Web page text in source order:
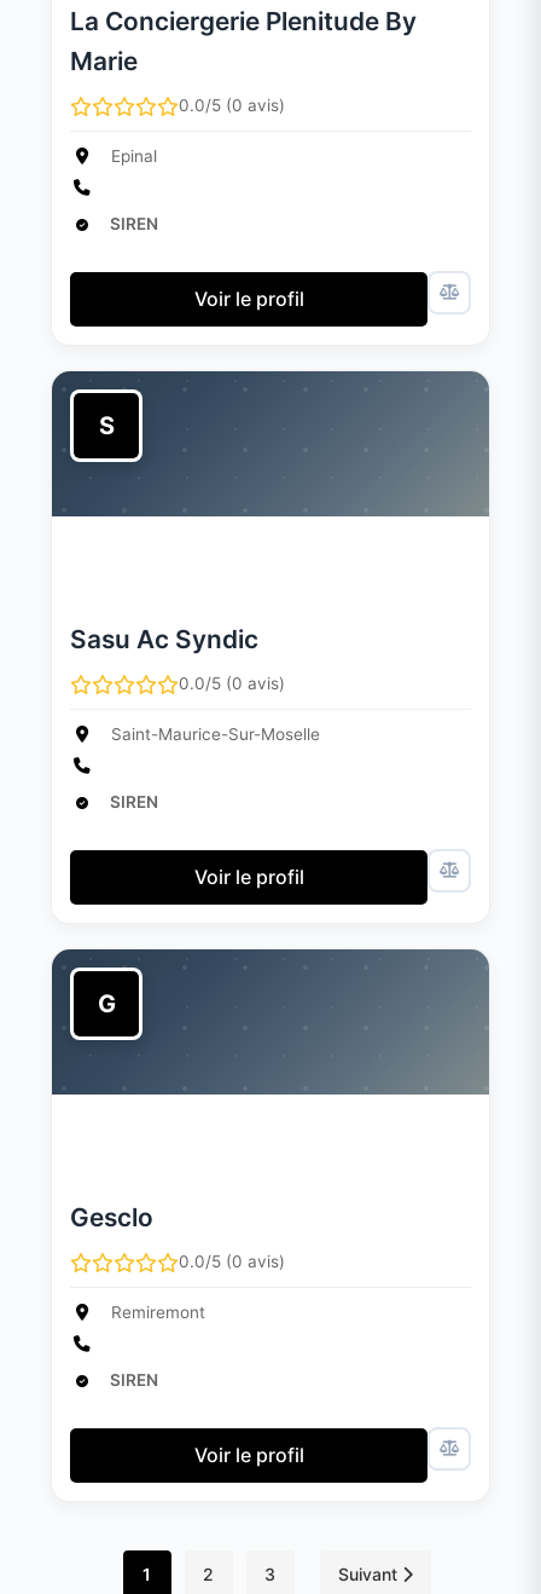
La Conciergerie Plenitude By
Marie
0.0/5 (0 avis)
Epinal
SIREN
Voir le profil
S
Sasu Ac Syndic
0.0/5 (0 avis)
Saint-Maurice-Sur-Moselle
SIREN
Voir le profil
G
Gesclo
0.0/5 (0 avis)
Remiremont
SIREN
Voir le profil
1 2 3 Suivant